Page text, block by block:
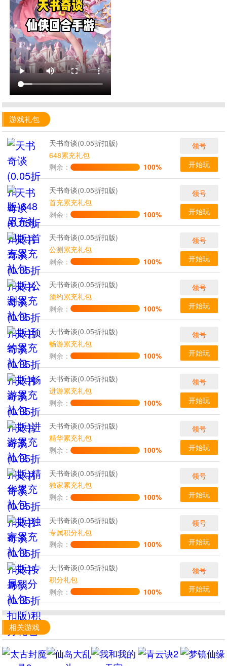
游戏礼包
天书奇谈(0.05折扣版)
648累充礼包
剩余：
100%
领号
开始玩
天书奇谈(0.05折扣版)
首充累充礼包
剩余：
100%
领号
开始玩
天书奇谈(0.05折扣版)
公测累充礼包
剩余：
100%
领号
开始玩
天书奇谈(0.05折扣版)
预约累充礼包
剩余：
100%
领号
开始玩
天书奇谈(0.05折扣版)
畅游累充礼包
剩余：
100%
领号
开始玩
天书奇谈(0.05折扣版)
进游累充礼包
剩余：
100%
领号
开始玩
天书奇谈(0.05折扣版)
精华累充礼包
剩余：
100%
领号
开始玩
天书奇谈(0.05折扣版)
独家累充礼包
剩余：
100%
领号
开始玩
天书奇谈(0.05折扣版)
专属积分礼包
剩余：
100%
领号
开始玩
天书奇谈(0.05折扣版)
积分礼包
剩余：
100%
领号
开始玩
相关游戏